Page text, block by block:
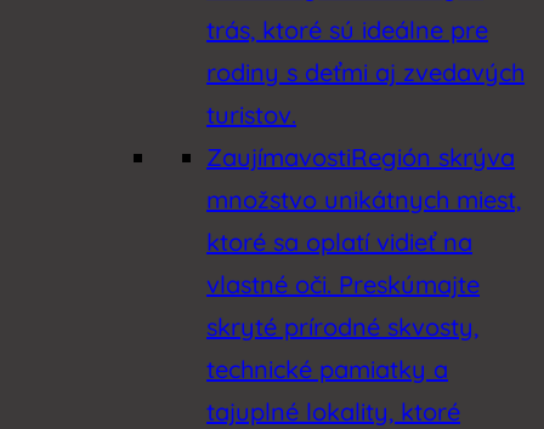
trás, ktoré sú ideálne pre
rodiny s deťmi aj zvedavých
turistov.
ZaujímavostiRegión skrýva
množstvo unikátnych miest,
ktoré sa oplatí vidieť na
vlastné oči. Preskúmajte
skryté prírodné skvosty,
technické pamiatky a
tajuplné lokality, ktoré